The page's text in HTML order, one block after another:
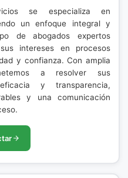
se especializa en
un enfoque integral y
de abogados expertos
intereses en procesos
y confianza. Con amplia
a resolver sus
y transparencia,
y una comunicación